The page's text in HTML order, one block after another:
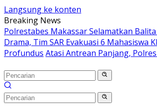
Langsung ke konten
Breaking News
Polrestabes Makassar Selamatkan
Drama, Tim SAR Evakuasi 6 Mahasiswa
Profundus Atasi Antrean Panjang,